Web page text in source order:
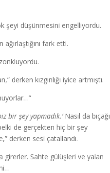
şeyi düşünmesini engelliyordu.
fark etti.
derken kızgınlığı iyice artmıştı.
bir şey yapmadık.’Nasıl da bıçağı
de gerçekten hiç bir şey
derken sesi çatallandı.
girerler. Sahte gülüşleri ve yalan